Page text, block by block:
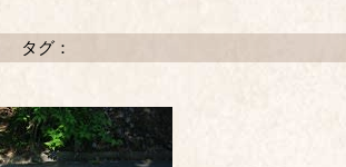
タグ：